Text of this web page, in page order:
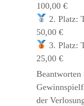
100,00 €
2. Platz:
50,00 €
3. Platz:
25,00 €
der